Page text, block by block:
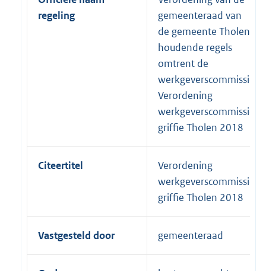
regeling
gemeenteraad van
de gemeente Tholen
houdende regels
omtrent de
werkgeverscommissie
Verordening
werkgeverscommissie
griffie Tholen 2018
Citeertitel
Verordening
werkgeverscommissie
griffie Tholen 2018
Vastgesteld door gemeenteraad